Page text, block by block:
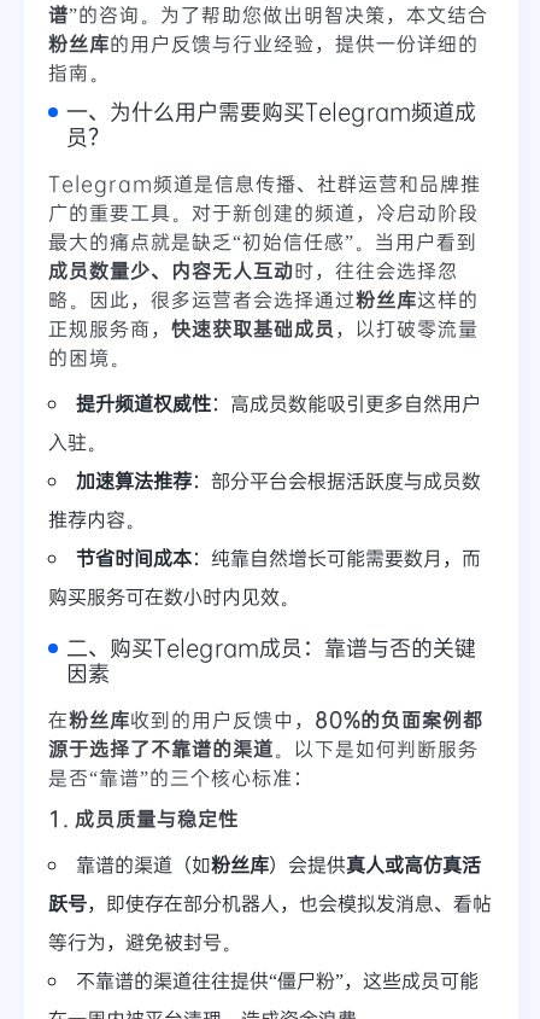
谱”的咨询。为了帮助您做出明智决策，本文结合
粉丝库的用户反馈与行业经验，提供一份详细的
指南。
一、为什么用户需要购买Telegram频道成
员？
Telegram频道是信息传播、社群运营和品牌推
广的重要工具。对于新创建的频道，冷启动阶段
最大的痛点就是缺乏“初始信任感”。当用户看到
成员数量少、内容无人互动时，往往会选择忽
略。因此，很多运营者会选择通过粉丝库这样的
正规服务商， 快速获取基础成员 ，以打破零流量
的困境。
提升频道权威性：高成员数能吸引更多自然用户
入驻。
加速算法推荐：部分平台会根据活跃度与成员数
推荐内容。
节省时间成本：纯靠自然增长可能需要数月，而
购买服务可在数小时内见效。
二、购买Telegram成员：靠谱与否的关键
因素
在粉丝库收到的用户反馈中， 80%的负面案例都
源于选择了不靠谱的渠道。以下是如何判断服务
是否“靠谱”的三个核心标准：
1. 成员质量与稳定性
靠谱的渠道（如粉丝库）会提供真人或高仿真活
跃号，即使存在部分机器人，也会模拟发消息、看帖
等行为，避免被封号。
不靠谱的渠道往往提供“僵尸粉”，这些成员可能